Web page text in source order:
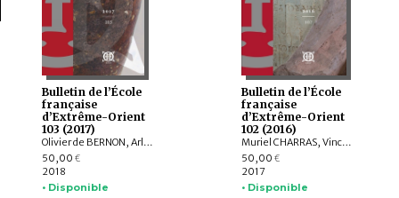
Bulletin de l’École
française
d’Extrême-Orient
103 (2017)
Olivier de BERNON, Arlo GRIFFITHS, Andrew OLLET, Bob HUDSON, Marc MIYAKE, Julian K. WHEATLEY, Jiří JÁKL, Tom HOOGERVORST, Jennifer L. GAYNOR, Nathan W. HILL, ZHAO Bing, Louise Allison CORT, Armand DESBAT, Béatrice WISNIEWSKI, WONG Sharon Wai-Yee, QIN Dashu, CHANG Jung Jung, YU Shan, HE Mengying, Alastair GORNALL, Hermann KULKE
50,00 €
2018
• Disponible
Bulletin de l’École
française
d’Extrême-Orient
102 (2016)
Muriel CHARRAS, Vincent TOURNIER, Roderich PTAK, Arlo GRIFFITHS, Jiří JÁKL, Hugo DAVID, Annabel Teh GALLOP, Amandine LEPOUTRE, Chiara BOCCI, Stefan BAUMS, Ingo STRAUCH, Kei KATAOKA, Mattia SALVINI, Péter-Dániel SZÁNTÓ, Andrea ACRI
50,00 €
2017
• Disponible